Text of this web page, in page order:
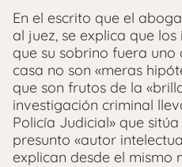
En el escrito que el
al juez, se explica que
que su sobrino fuera uno
casa no son «meras
que son frutos de la
investigación criminal
Policía Judicial» que sitúa
presunto «autor
explican desde el mismo